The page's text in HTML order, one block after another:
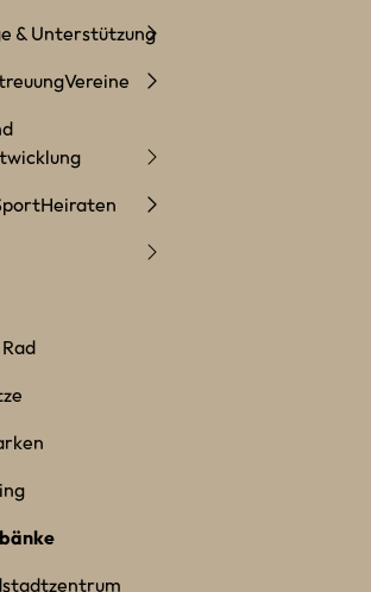
& Unterstützung
Vereine
Heiraten